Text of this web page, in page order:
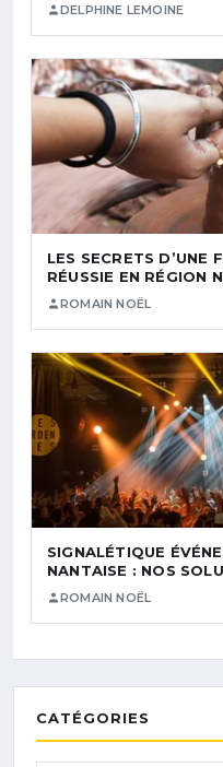
DELPHINE LEMOINE
LES SECRETS D’UNE
RÉUSSIE EN RÉGION
ROMAIN NOËL
SIGNALÉTIQUE
NANTAISE : NOS
ROMAIN NOËL
CATÉGORIES